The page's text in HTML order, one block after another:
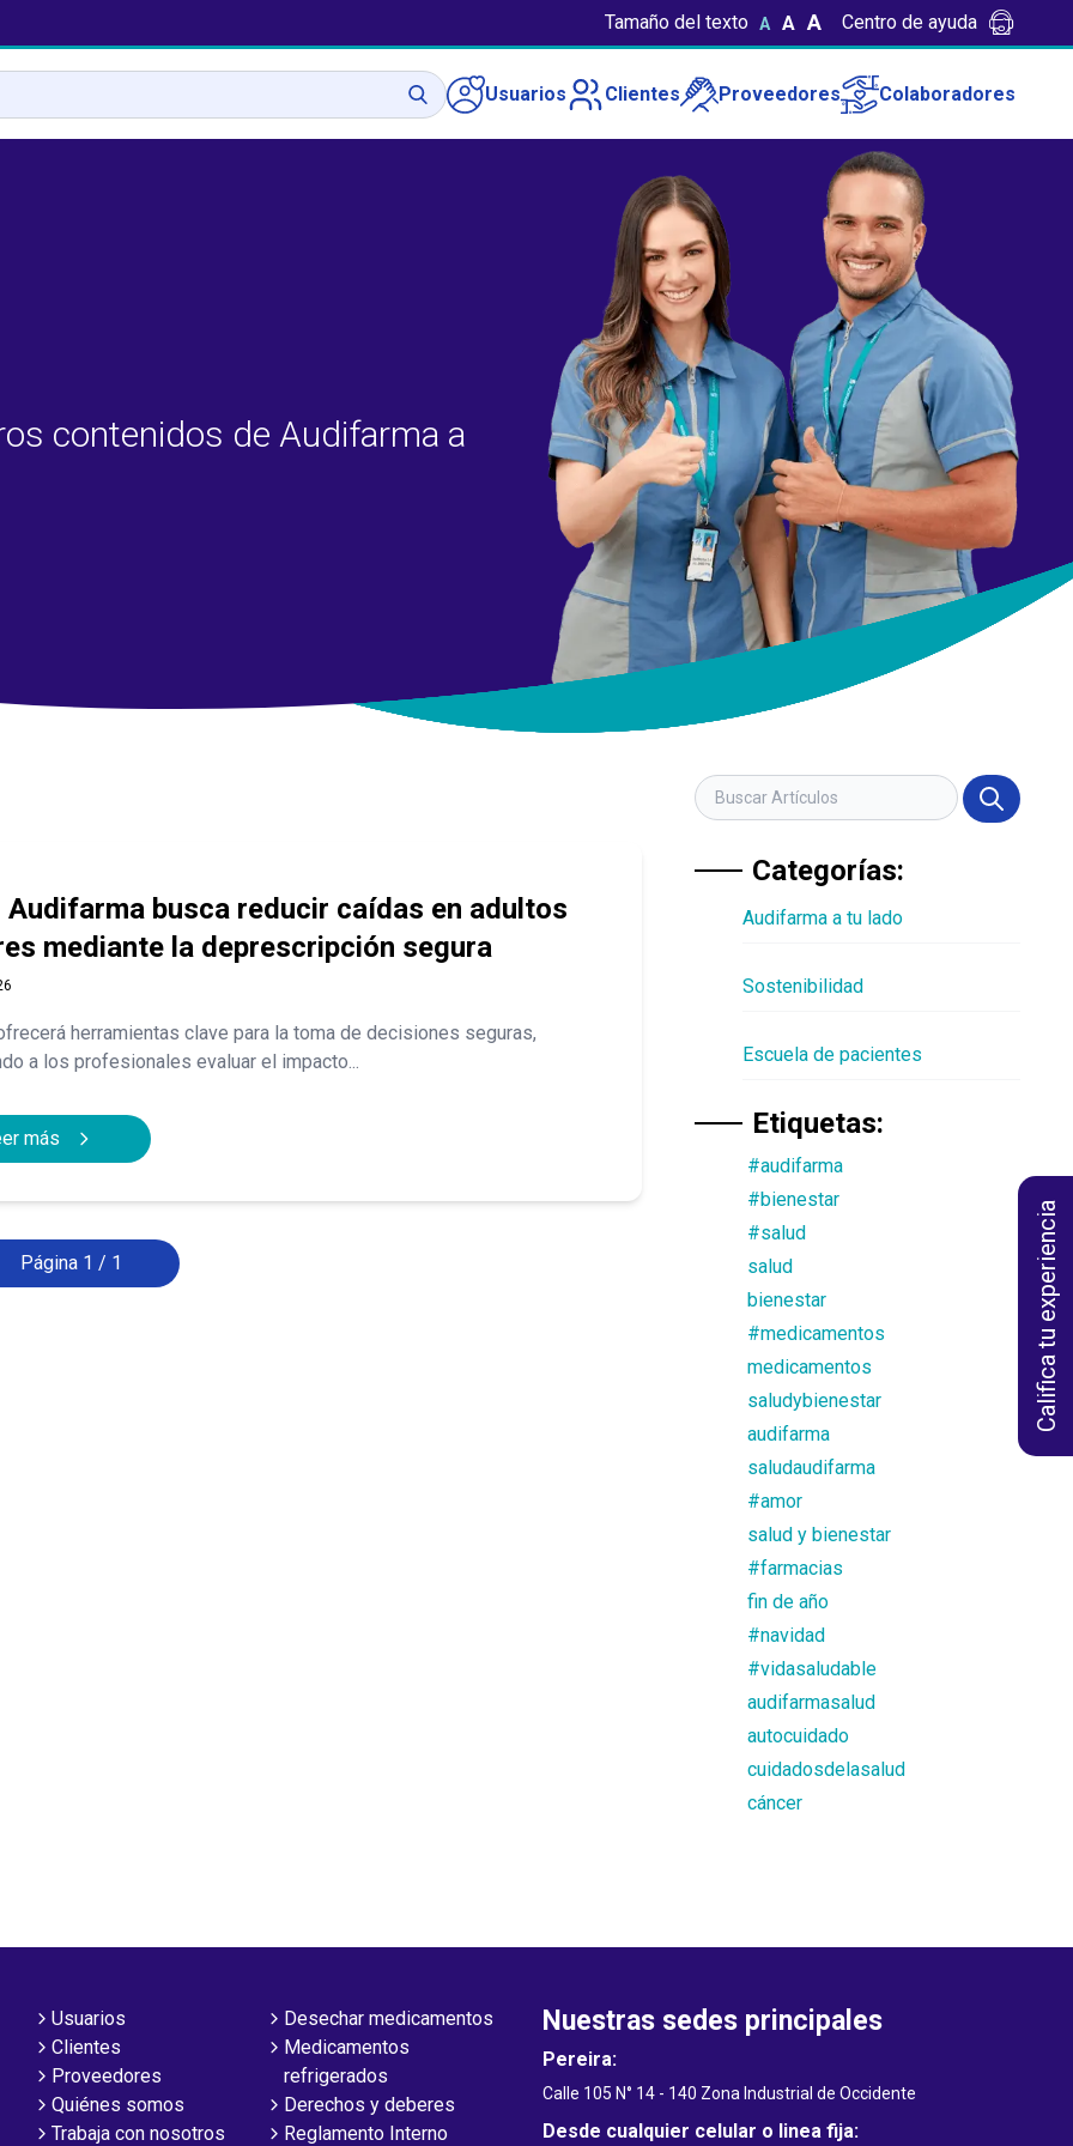
Tamaño del texto A A A Centro de ayuda
Usuarios Clientes Proveedores Colaboradores
contenidos de Audifarma a
Audifarma busca reducir caídas en adultos
mediante la deprescripción segura
herramientas clave para la toma de decisiones seguras,
a los profesionales evaluar el impacto...
más
Página 1 / 1
Categorías:
Audifarma a tu lado
Sostenibilidad
Escuela de pacientes
Etiquetas:
#audifarma
#bienestar
#salud
salud
bienestar
#medicamentos
medicamentos
saludybienestar
audifarma
saludaudifarma
#amor
salud y bienestar
#farmacias
fin de año
#navidad
#vidasaludable
audifarmasalud
autocuidado
cuidadosdelasalud
cáncer
Usuarios
Clientes
Proveedores
Quiénes somos
Trabaja con nosotros
Desechar medicamentos
Medicamentos
refrigerados
Derechos y deberes
Reglamento Interno
Nuestras sedes principales
Pereira:
Calle 105 N° 14 - 140 Zona Industrial de Occidente
Desde cualquier celular o linea fija:
Califica tu experiencia